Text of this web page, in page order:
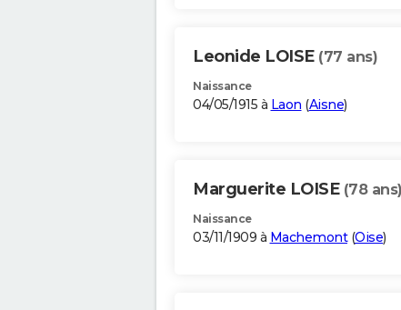
Leonide LOISE (77 ans)
Naissance
04/05/1915 à Laon (Aisne)
Marguerite LOISE (78 ans)
Naissance
03/11/1909 à Machemont(Oise)